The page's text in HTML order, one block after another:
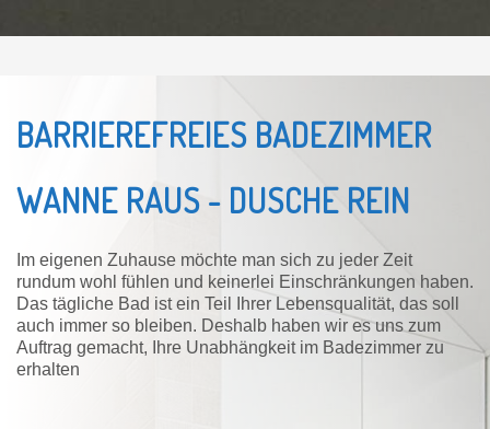
BARRIEREFREIES BADEZIMMER
WANNE RAUS - DUSCHE REIN
Im eigenen Zuhause möchte man sich zu jeder Zeit
rundum wohl fühlen und keinerlei Einschränkungen haben.
Das tägliche Bad ist ein Teil Ihrer Lebensqualität, das soll
auch immer so bleiben. Deshalb haben wir es uns zum
Auftrag gemacht, Ihre Unabhängkeit im Badezimmer zu
erhalten